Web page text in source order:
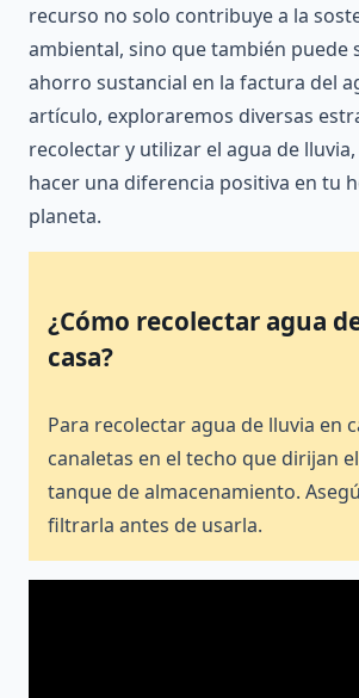
recurso no solo contribuye a la
ambiental, sino que también puede
ahorro sustancial en la factura del
artículo, exploraremos diversas
recolectar y utilizar el agua de
hacer una diferencia positiva en tu
planeta.
¿Cómo recolectar agua
casa?
Para recolectar agua de lluvia en
canaletas en el techo que dirijan
tanque de almacenamiento.
filtrarla antes de usarla.